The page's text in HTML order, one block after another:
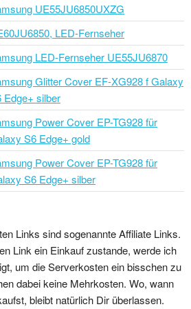
UE55JU6850UXZG
LED-Fernseher
LED-Fernseher UE55JU6870
Glitter Cover EF-XG928 f Galaxy
Edge+ silber
Power Cover EP-TG928 für
S6 Edge+ gold
Power Cover EP-TG928 für
S6 Edge+ silber
Links sind sogenannte Affiliate Links.
Link ein Einkauf zustande, werde ich
um die Serverkosten ein bisschen zu
dabei keine Mehrkosten. Wo, wann
bleibt natürlich Dir überlassen.